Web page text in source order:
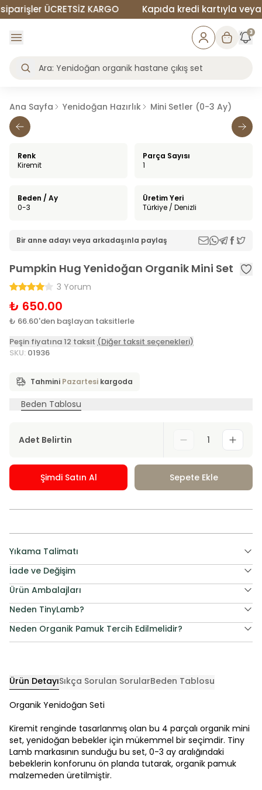
ÜCRETSİZ KARGO Kapıda kredi kartıyla veya
3
Ana Sayfa Yenidoğan Hazırlık Mini Setler (0-3 Ay)
Renk
Kiremit
Parça Sayısı
1
Beden / Ay
0-3
Üretim Yeri
Türkiye / Denizli
Bir anne adayı veya arkadaşınla paylaş
Pumpkin Hug Yenidoğan Organik Mini Set
3 Yorum
₺ 650.00
₺ 66.60'den başlayan taksitlerle
Peşin fiyatına 12 taksit (Diğer taksit seçenekleri)
SKU: 01936
Tahmini Pazartesi kargoda
Beden Tablosu
Adet Belirtin 1
Şimdi Satın Al Sepete Ekle
Yıkama Talimatı
İade ve Değişim
Ürün Ambalajları
Neden TinyLamb?
Neden Organik Pamuk Tercih Edilmelidir?
Ürün DetayıSıkça Sorulan SorularBeden Tablosu
Organik Yenidoğan Seti
Kiremit renginde tasarlanmış olan bu 4 parçalı organik mini
set, yenidoğan bebekler için mükemmel bir seçimdir. Tiny
Lamb markasının sunduğu bu set, 0-3 ay aralığındaki
bebeklerin konforunu ön planda tutarak, organik pamuk
malzemeden üretilmiştir.